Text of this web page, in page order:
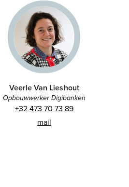
Veerle Van Lieshout
Opbouwwerker Digibanken
+32 473 70 73 89
mail